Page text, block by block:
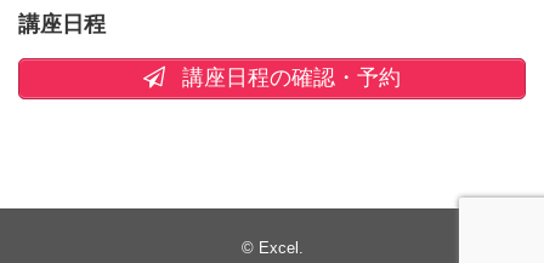
講座日程
講座日程の確認・予約
© Excel